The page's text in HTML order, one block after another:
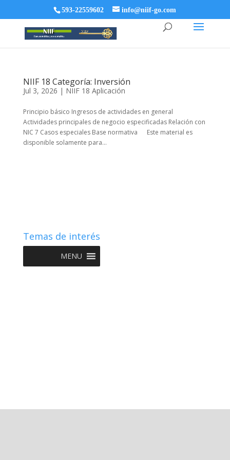
593-22559602 info@niif-go.com
NIIF 18 Categoría: Inversión
Jul 3, 2026 | NIIF 18 Aplicación
Principio básico Ingresos de actividades en general
Actividades principales de negocio especificadas Relación con
NIC 7 Casos especiales Base normativa Este material es
disponible solamente para...
Temas de interés
MENU